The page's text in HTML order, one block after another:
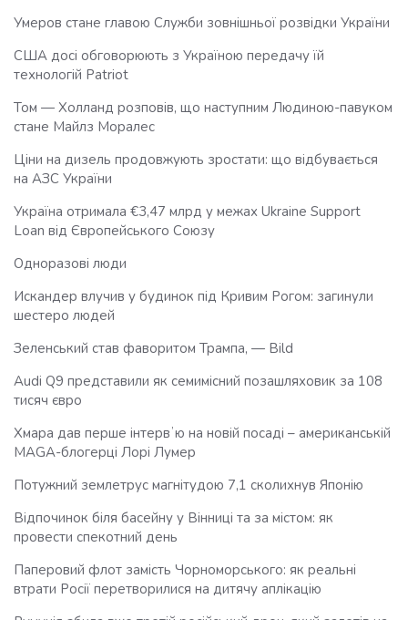
Умеров стане главою Служби зовнішньої розвідки України
США досі обговорюють з Україною передачу їй
технологій Patriot
Том — Холланд розповів, що наступним Людиною-павуком
стане Майлз Моралес
Ціни на дизель продовжують зростати: що відбувається
на АЗС України
Україна отримала €3,47 млрд у межах Ukraine Support
Loan від Європейського Союзу
Одноразові люди
Искандер влучив у будинок під Кривим Рогом: загинули
шестеро людей
Зеленський став фаворитом Трампа, — Bild
Audi Q9 представили як семимісний позашляховик за 108
тисяч євро
Хмара дав перше інтервʼю на новій посаді – американській
MAGA-блогерці Лорі Лумер
Потужний землетрус магнітудою 7,1 сколихнув Японію
Відпочинок біля басейну у Вінниці та за містом: як
провести спекотний день
Паперовий флот замість Чорноморського: як реальні
втрати Росії перетворилися на дитячу аплікацію